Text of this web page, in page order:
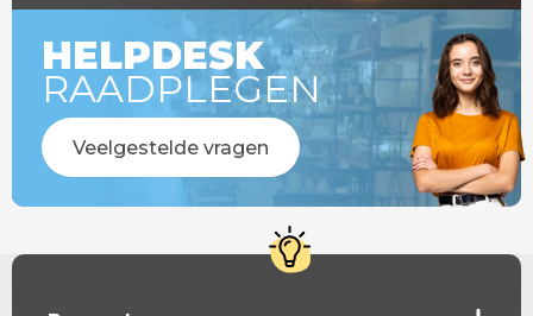
HELPDESK
RAADPLEGEN
Veelgestelde vragen